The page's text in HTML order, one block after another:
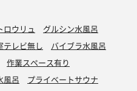
ロウリュ
グルシン水風呂
テレビ無し
バイブラ水風呂
作業スペース有り
風呂 プライベートサウナ